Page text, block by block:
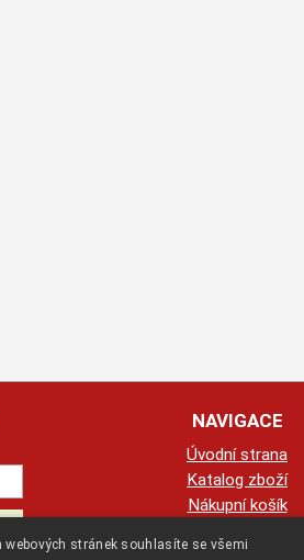
NAVIGACE
Úvodní strana
Katalog zboží
Nákupní košík
Kontaktní informace
stránek souhlasíte se všemi